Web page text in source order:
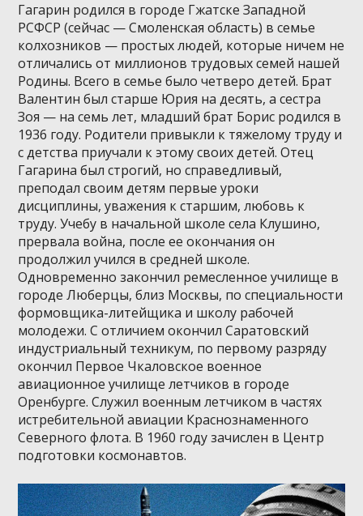
Гагарин родился в городе Гжатске Западной
РСФСР (сейчас — Смоленская область) в семье
колхозников — простых людей, которые ничем не
отличались от миллионов трудовых семей нашей
Родины. Всего в семье было четверо детей. Брат
Валентин был старше Юрия на десять, а сестра
Зоя — на семь лет, младший брат Борис родился в
1936 году. Родители привыкли к тяжелому труду и
с детства приучали к этому своих детей. Отец
Гагарина был строгий, но справедливый,
преподал своим детям первые уроки
дисциплины, уважения к старшим, любовь к
труду. Учебу в начальной школе села Клушино,
прервала война, после ее окончания он
продолжил учился в средней школе.
Одновременно закончил ремесленное училище в
городе Люберцы, близ Москвы, по специальности
формовщика-литейщика и школу рабочей
молодежи. С отличием окончил Саратовский
индустриальный техникум, по первому разряду
окончил Первое Чкаловское военное
авиационное училище летчиков в городе
Оренбурге. Служил военным летчиком в частях
истребительной авиации Краснознаменного
Северного флота. В 1960 году зачислен в Центр
подготовки космонавтов.